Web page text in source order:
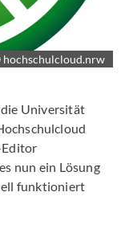
Universität
Editor
nun ein Lösung
funktioniert